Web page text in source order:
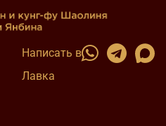
Написать в
Лавка